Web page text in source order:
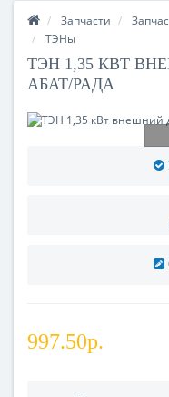
Запчасти
ТЭНы
ТЭН 1,35 КВТ
АБАТ/РАДА
997.50р.